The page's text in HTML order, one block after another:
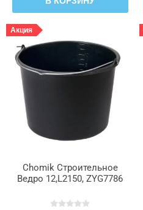
Акция
Chomik Строительное
Ведро 12,L2150, ZYG7786